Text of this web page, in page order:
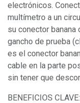
electrónicos.
multímetro a un
su conector banana
gancho de prueba
es el conector
cable en la parte
sin tener que
BENEFICIOS CLAVE: